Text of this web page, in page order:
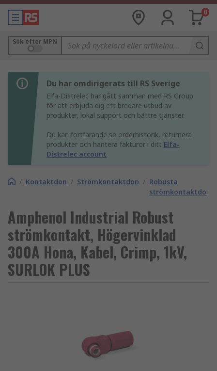
0
Sök efter MPN
Du har omdirigerats till RS Sverige
Elfa-Distrelec har gått samman med RS Group
för att erbjuda dig ett bredare utbud av
produkter, lokal support och bättre tjänster.
Du kan fortfarande se orderhistorik, returnera
produkter och hantera fakturor i ditt Elfa-
Distrelec account
/ Kontaktdon / Strömkontaktdon / Robusta
strömkontaktdon
Amphenol Industrial Robust
strömkontakt, Högervinklad
300A Hona, Kabel, Crimp, 1kV,
SURLOK PLUS